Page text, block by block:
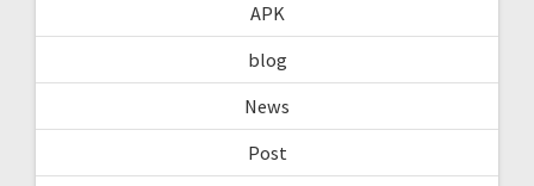
APK
blog
News
Post